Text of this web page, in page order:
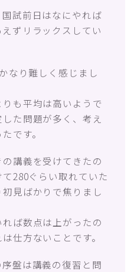
試前日はなにやれば
ずリラックスしてい
なり難しく感じまし
も平均は高いようで
た問題が多く、考え
です。
講義を受けてきたの
280ぐらい取れていた
見ばかりで焦りまし
ば数点は上がったの
仕方ないことです。
盤は講義の復習と問